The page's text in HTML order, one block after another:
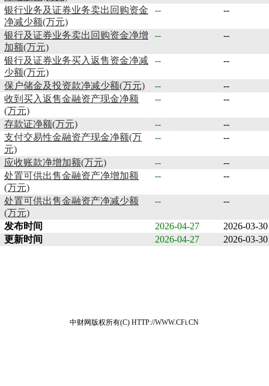
银行业务及证券业务卖出回购资金
净减少额(万元)
-- --
银行及证券业务卖出回购资金净增
加额(万元)
-- --
银行及证券业务买入返售资金净减
少额(万元)
-- --
保户储金及投资款净减少额(万元) --
--
收到买入返售金融资产现金净额
(万元)
-- --
存款证净额(万元) --
--
支付交易性金融资产现金净额(万
元)
-- --
应收账款净增加额(万元) --
--
处置可供出售金融资产净增加额
(万元)
-- --
处置可供出售金融资产净减少额
(万元)
-- --
发布时间 2026-04-27
2026-03-30
更新时间
2026-04-27 2026-03-30
中财网版权所有(C) HTTP://WWW.CFi.CN